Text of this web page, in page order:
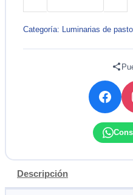
PUBLICO
LED
Categoría: Luminarias de
Descripción